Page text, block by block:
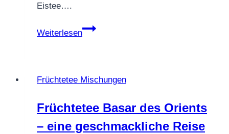
Eistee….
Weiterlesen
Früchtetee
Lavendel
blumige
Frische
Früchtetee Mischungen
Früchtetee Basar des Orients
– eine geschmackliche Reise